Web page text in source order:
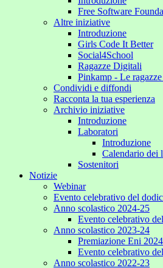
Free Software
Altre iniziative
Introduzione
Girls Code It Better
Social4School
Ragazze Digitali
Pinkamp - Le
Condividi e diffondi
Racconta la tua esperienza
Archivio iniziative
Introduzione
Laboratori
Introduzione
Calendario dei
Sostenitori
Notizie
Webinar
Evento celebrativo del
Anno scolastico 2024-25
Evento celebrativo
Anno scolastico 2023-24
Premiazione Eni 2024
Evento celebrativo
Anno scolastico 2022-23